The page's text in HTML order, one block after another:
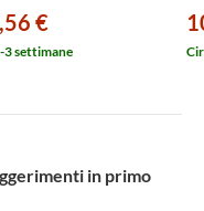
€
3 settimane
in primo